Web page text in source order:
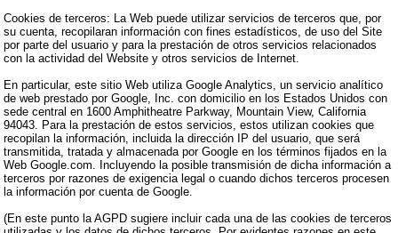
Cookies de terceros: La Web puede utilizar servicios de terceros que, por
su cuenta, recopilaran información con fines estadísticos, de uso del Site
por parte del usuario y para la prestación de otros servicios relacionados
con la actividad del Website y otros servicios de Internet.
En particular, este sitio Web utiliza Google Analytics, un servicio analítico
de web prestado por Google, Inc. con domicilio en los Estados Unidos con
sede central en 1600 Amphitheatre Parkway, Mountain View, California
94043. Para la prestación de estos servicios, estos utilizan cookies que
recopilan la información, incluida la dirección IP del usuario, que será
transmitida, tratada y almacenada por Google en los términos fijados en la
Web Google.com. Incluyendo la posible transmisión de dicha información a
terceros por razones de exigencia legal o cuando dichos terceros procesen
la información por cuenta de Google.
(En este punto la AGPD sugiere incluir cada una de las cookies de terceros